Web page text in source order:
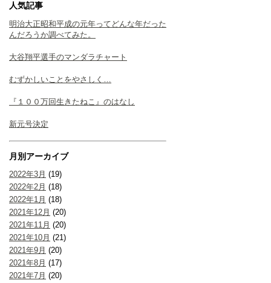
人気記事
明治大正昭和平成の元年ってどんな年だった
んだろうか調べてみた。
大谷翔平選手のマンダラチャート
むずかしいことをやさしく…
『１００万回生きたねこ』のはなし
新元号決定
月別アーカイブ
2022年3月 (19)
2022年2月 (18)
2022年1月 (18)
2021年12月 (20)
2021年11月 (20)
2021年10月 (21)
2021年9月 (20)
2021年8月 (17)
2021年7月 (20)